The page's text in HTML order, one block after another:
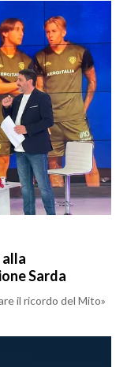
alla
Sarda
il ricordo del Mito»